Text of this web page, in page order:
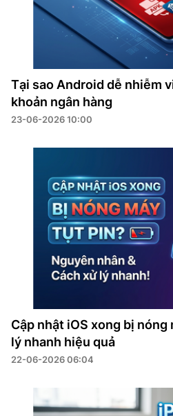
Tại sao Android dễ nhiễm
khoản ngân hàng
23-06-2026 10:00
Cập nhật iOS xong bị
lý nhanh hiệu quả
22-06-2026 06:04